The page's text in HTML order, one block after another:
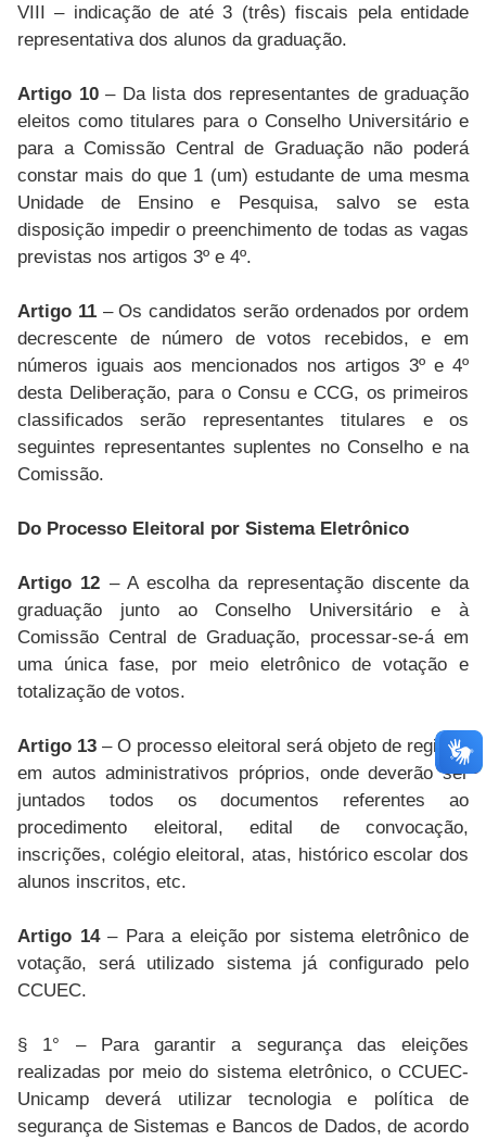
VIII – indicação de até 3 (três) fiscais pela entidade
representativa dos alunos da graduação.
Artigo 10– Da lista dos representantes de graduação
eleitos como titulares para o Conselho Universitário e
para a Comissão Central de Graduação não poderá
constar mais do que 1 (um) estudante de uma mesma
Unidade de Ensino e Pesquisa, salvo se esta
disposição impedir o preenchimento de todas as vagas
previstas nos artigos 3º e 4º.
Artigo 11– Os candidatos serão ordenados por ordem
decrescente de número de votos recebidos, e em
números iguais aos mencionados nos artigos 3º e 4º
desta Deliberação, para o Consu e CCG, os primeiros
classificados serão representantes titulares e os
seguintes representantes suplentes no Conselho e na
Comissão.
Do Processo Eleitoral por Sistema Eletrônico
Artigo 12 – A escolha da representação discente da
graduação junto ao Conselho Universitário e à
Comissão Central de Graduação, processar-se-á em
uma única fase, por meio eletrônico de votação e
totalização de votos.
Artigo 13 – O processo eleitoral será objeto de registro
em autos administrativos próprios, onde deverão ser
juntados todos os documentos referentes ao
procedimento eleitoral, edital de convocação,
inscrições, colégio eleitoral, atas, histórico escolar dos
alunos inscritos, etc.
Artigo 14– Para a eleição por sistema eletrônico de
votação, será utilizado sistema já configurado pelo
CCUEC.
§ 1° – Para garantir a segurança das eleições
realizadas por meio do sistema eletrônico, o CCUEC-
Unicamp deverá utilizar tecnologia e política de
segurança de Sistemas e Bancos de Dados, de acordo